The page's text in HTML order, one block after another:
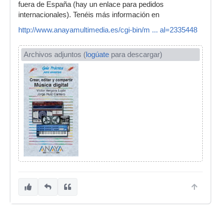
fuera de España (hay un enlace para pedidos
internacionales). Tenéis más información en
http://www.anayamultimedia.es/cgi-bin/m ... al=2335448
Archivos adjuntos (logúate para descargar)